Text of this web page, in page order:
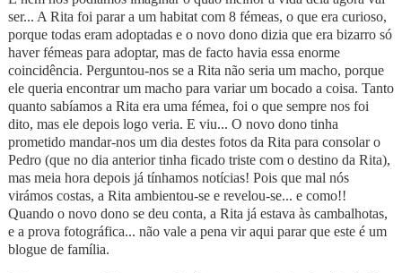
ser... A Rita foi parar a um habitat com 8 fémeas, o que era curioso,
porque todas eram adoptadas e o novo dono dizia que era bizarro só
haver fémeas para adoptar, mas de facto havia essa enorme
coincidência. Perguntou-nos se a Rita não seria um macho, porque
ele queria encontrar um macho para variar um bocado a coisa. Tanto
quanto sabíamos a Rita era uma fémea, foi o que sempre nos foi
dito, mas ele depois logo veria. E viu... O novo dono tinha
prometido mandar-nos um dia destes fotos da Rita para consolar o
Pedro (que no dia anterior tinha ficado triste com o destino da Rita),
mas meia hora depois já tínhamos notícias! Pois que mal nós
virámos costas, a Rita ambientou-se e revelou-se... e como!!
Quando o novo dono se deu conta, a Rita já estava às cambalhotas,
e a prova fotográfica... não vale a pena vir aqui parar que este é um
blogue de família.